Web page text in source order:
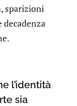
sparizioni
l’identità
sia